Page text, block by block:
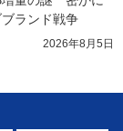
ランド戦争
2026年8月5日